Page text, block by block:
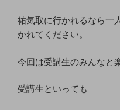
祐気取に行かれるなら一
かれてください。
今回は受講生のみんなと
受講生といっても